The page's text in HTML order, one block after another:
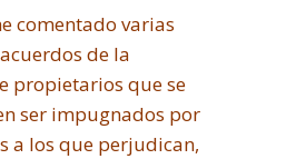
comentado varias
de la
propietarios que se
ser impugnados por
a los que perjudican,